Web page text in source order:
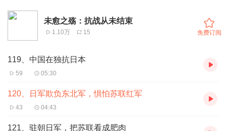
未愈之殇：抗战从未结束
1.10万 15 免费订阅
119、中国在独抗日本
59 05:30
120、日军欺负东北军，惧怕苏联红军
43 04:43
121、驻朝日军，把苏联看成肥肉